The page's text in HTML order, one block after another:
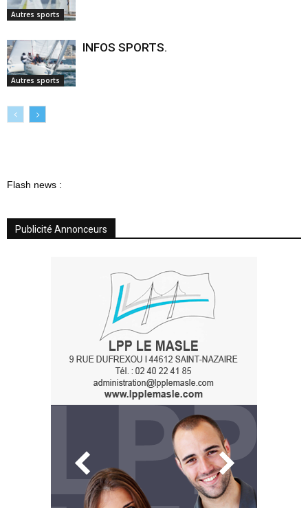
Autres sports
Autres sports
INFOS SPORTS.
Flash news :
Publicité Annonceurs